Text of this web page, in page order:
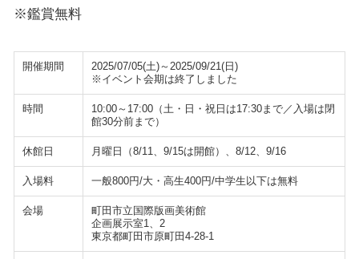
※鑑賞無料
開催期間
2025/07/05(土)～2025/09/21(日)
※イベント会期は終了しました
時間
10:00～17:00（土・日・祝日は17:30まで／入場は閉
館30分前まで）
休館日 月曜日（8/11、9/15は開館）、8/12、9/16
入場料 一般800円/大・高生400円/中学生以下は無料
会場
町田市立国際版画美術館
企画展示室1、2
東京都町田市原町田4-28-1